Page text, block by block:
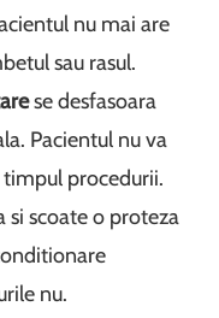
nu mai are
sau rasul.
se desfasoara
Pacientul nu va
procedurii.
si scoate o proteza
nu.